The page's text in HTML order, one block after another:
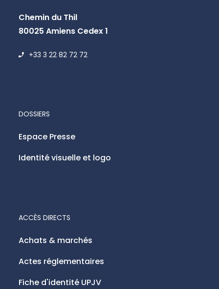
Chemin du Thil
80025 Amiens Cedex 1
+33 3 22 82 72 72
ACCÈS DIRECTS
Achats & marchés
Actes réglementaires
Fiche d'identité UPJV
DOSSIERS
Espace Presse
Identité visuelle et logo